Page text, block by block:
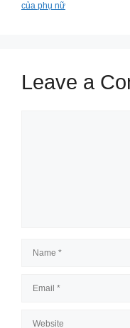
của phụ nữ
Leave a